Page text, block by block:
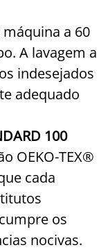
a 60
A lavagem a
indesejados
adequado
100
OEKO-TEX®
cada
os
nocivas.